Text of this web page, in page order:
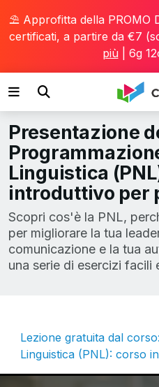
⛱️ Approfitta della PROMO
certificati, a partire da €7
più
6g
Presentazione
Linguistica
introduttivo per
Scopri cos'è la PNL,
per migliorare la tua
comunicazione e la tua
una serie di esercizi facili
Lezione gratuita dal
Linguistica (PNL): corso